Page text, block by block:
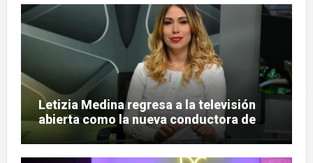
Letizia Medina regresa a la televisión
abierta como la nueva conductora de
«Pulso Urbano»